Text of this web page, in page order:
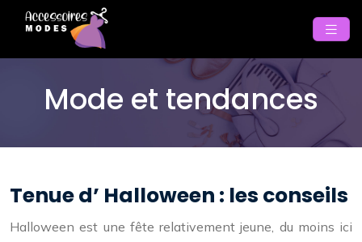
Mode et tendances
Tenue d’ Halloween : les conseils
Halloween est une fête relativement jeune, du moins ici